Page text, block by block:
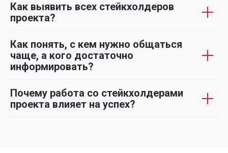
Как выявить всех стейкхолдеров
проекта?
Как понять, с кем нужно общаться
чаще, а кого достаточно
информировать?
Почему работа со стейкхолдерами
проекта влияет на успех?